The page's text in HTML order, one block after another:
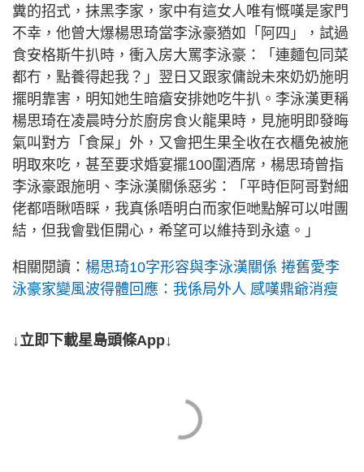
糞的招式，抹黑李家，家中有這女人唯有慨嘆是家門
不幸，他曾大爆楊思琦當李泳豪猶如「阿四」，試過
食安格斯牛扒時，衝入房大罵李泳豪：「連麵包同菜
都冇，點養得起我？」翌日又跟家傭說未來奶奶施明
擺明靠害，明知她生暗瘡安排她吃牛扒。李泳漢更稱
楊思琦在凌晨時分於廚房食火龍果時，見施明即發晦
氣叫對方「食屎」外，又會把生果全收在衣櫃免被施
明取來吃，甚至要求婚宴擺100圍酒席，楊思琦曾指
李泳豪跟施明、李泳漢關係惡劣：「平時佢阿哥對細
佬都唔瞅唔睬，我真係唔明白而家佢哋點解可以咁團
結，但我會戥佢開心，希望可以維持到永遠。」
相關閱讀： 楊思琦10字形容與李泳漢關係 捲舊愛李
泳豪家變風波得體回應：我係局外人 感嘆鼎爺消瘦
↓立即下載星島頭條App↓